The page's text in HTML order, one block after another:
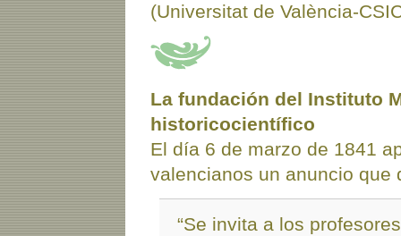
(Universitat de València-
La fundación del Instituto
historicocientífico
El día 6 de marzo de 1841
valencianos un anuncio que
“Se invita a los